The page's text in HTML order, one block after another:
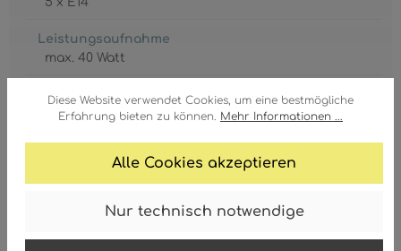
Diese Website verwendet Cookies, um eine bestmögliche
Erfahrung bieten zu können. Mehr Informationen ...
Alle Cookies akzeptieren
Nur technisch notwendige
Leistungsaufnahme
max. 40 Watt
Leuchtmittel inkl.
Nein
Schutzklasse